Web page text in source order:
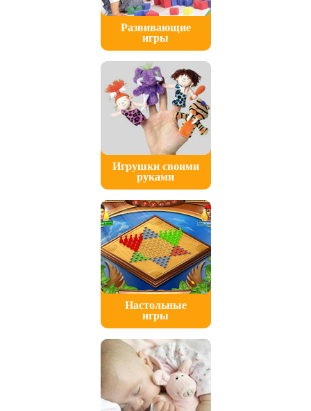
Развивающие
игры
Игрушки своими
руками
Настольные
игры